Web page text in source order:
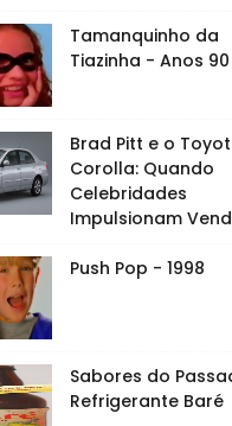
Tamanquinho da
Tiazinha - Anos 90
Brad Pitt e o
Corolla: Quando
Celebridades
Impulsionam
Push Pop - 1998
Sabores do
Refrigerante Baré